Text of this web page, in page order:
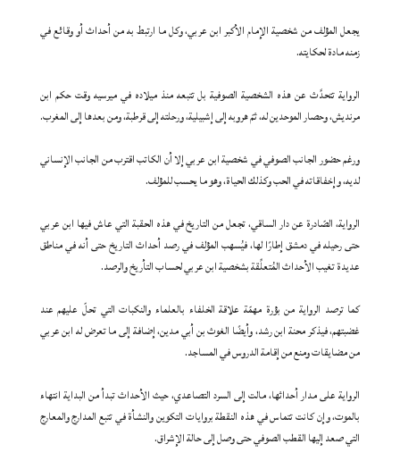
يجعل المؤلف من شخصية الإمام الأكبر ابن عربي، وكل ما ارتبط به من أحداث أو وقائع في
زمنه مادة لحكايته.
الرواية تتحدَّث عن هذه الشخصية الصوفية بل تتبعه منذ ميلاده في ميرسيه وقت حكم ابن
مرنديش، وحصار الموحدين له، ثمّ هروبه إلى إشبيلية، ورحلته إلى قرطبة، ومن بعدها إلى المغرب.
ورغم حضور الجانب الصوفي في شخصية ابن عربي إلا أن الكاتب اقترب من الجانب الإنساني
لديه، وإخفاقاته في الحب وكذلك الحياة، وهو ما يحسب للمؤلف.
الرواية، الصّادرة عن دار الساقي، تجعل من التاريخ في هذه الحقبة التي عاش فيها ابن عربي
حتى رحيله في دمشق إطارًا لها، فيُسهب المؤلف في رصد أحداث التاريخ حتى أنه في مناطق
عديدة تغيب الأحداث المُتعلِّقة بشخصية ابن عربي لحساب التأريخ والرصد.
كما ترصد الرواية من بؤرة مهمّة علاقة الخلفاء بالعلماء والنكبات التي تحلّ عليهم عند
غضبتهم، فيذكر محنة ابن رشد، وأيضًا الغوث بن أبي مدين، إضافة إلى ما تعرض له ابن عربي
من مضايقات ومنع من إقامة الدروس في المساجد.
الرواية على مدار أحداثها، مالت إلى السرد التصاعدي، حيث الأحداث تبدأ من البداية انتهاء
بالموت، وإن كانت تتماس في هذه النقطة بروايات التكوين والنشأة في تتبع المدارج والمعارج
التي صعد إليها القطب الصوفي حتى وصل إلى حالة الإشراق.